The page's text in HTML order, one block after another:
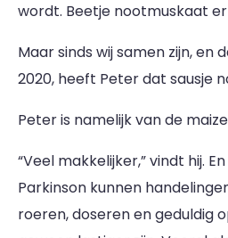
wordt. Beetje nootmuskaat
Maar sinds wij samen zijn, en
2020, heeft Peter dat sausje
Peter is namelijk van de
“Veel makkelijker,” vindt hij.
Parkinson kunnen
roeren, doseren en geduldig